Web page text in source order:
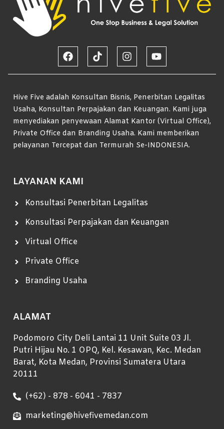
Hive Five adalah Konsultan Bisnis, Penerbitan Legalitas
Usaha, Konsultan Perpajakan dan Keuangan. Kami juga
menyediakan penyewaan Alamat Kantor (Virtual Office),
Private Office dan Branding Usaha. Kami memberikan
pelayanan Tercepat dan Termurah Se-INDONESIA.
LAYANAN KAMI
Konsultasi Penerbitan Legalitas
Konsultasi Perpajakan dan Keuangan
Virtual Office
Private Office
Branding Usaha
ALAMAT
Podomoro City Deli Lantai 11 Unit Suite 03 Jl.
Putri Hijau No. 1 OPQ, Kel. Kesawan, Kec. Medan
Barat, Kota Medan, Provinsi Sumatera Utara
20111
(+62) - 878 - 6041 - 7837
marketing@hivefivemedan.com